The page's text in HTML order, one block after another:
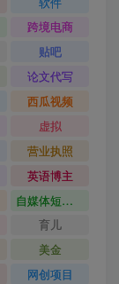
跨境电商
贴吧
论文代写
西瓜视频
虚拟
营业执照
英语博主
自媒体短视频
育儿
美金
网创项目